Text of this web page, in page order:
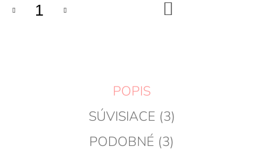
POPIS
SÚVISIACE (3)
PODOBNÉ (3)
€9,97